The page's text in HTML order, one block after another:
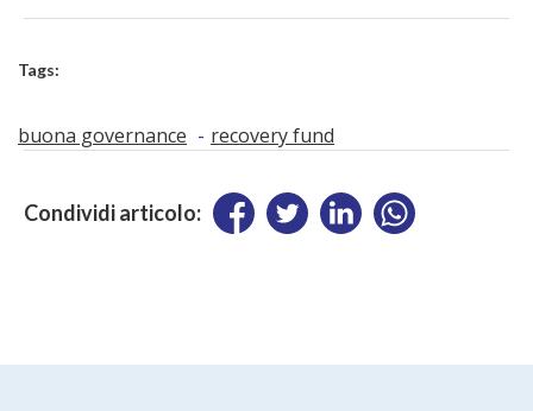
Tags:
buona governance recovery fund
Condividi articolo: